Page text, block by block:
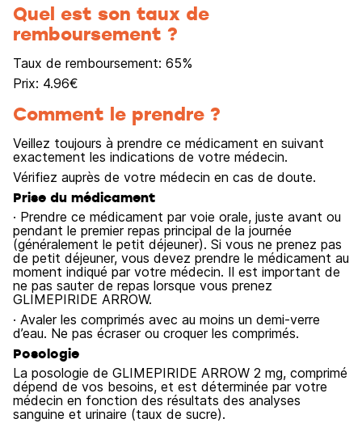
Quel est son taux de
remboursement ?
Taux de remboursement: 65%
Prix: 4.96€
Comment le prendre ?
Veillez toujours à prendre ce médicament en suivant
exactement les indications de votre médecin.
Vérifiez auprès de votre médecin en cas de doute.
Prise du médicament
· Prendre ce médicament par voie orale, juste avant ou
pendant le premier repas principal de la journée
(généralement le petit déjeuner). Si vous ne prenez pas
de petit déjeuner, vous devez prendre le médicament au
moment indiqué par votre médecin. Il est important de
ne pas sauter de repas lorsque vous prenez
GLIMEPIRIDE ARROW.
· Avaler les comprimés avec au moins un demi-verre
d’eau. Ne pas écraser ou croquer les comprimés.
Posologie
La posologie de GLIMEPIRIDE ARROW 2 mg, comprimé
dépend de vos besoins, et est déterminée par votre
médecin en fonction des résultats des analyses
sanguine et urinaire (taux de sucre).